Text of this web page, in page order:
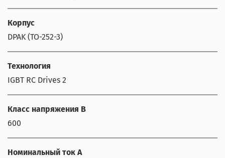
Корпус
DPAK (TO-252-3)
Технология
IGBT RC Drives 2
Класс напряжения В
600
Номинальный ток А